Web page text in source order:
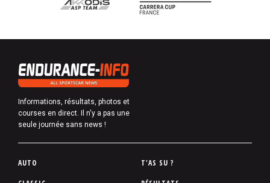
Informations, résultats, photos et
courses en direct. Il n'y a pas une
seule journée sans news !
P
AUTO
T'AS SU ?